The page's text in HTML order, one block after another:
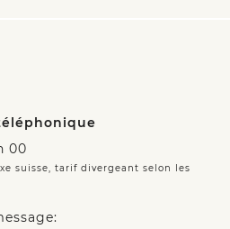
00
suisse, tarif divergeant selon les